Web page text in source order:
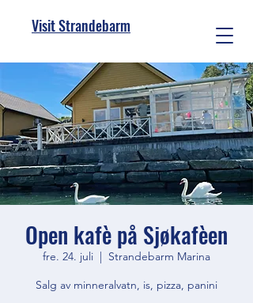
Visit Strandebarm
Open kafè på Sjøkafèen
fre. 24. juli
  |
Strandebarm Marina
Salg av minneralvatn, is, pizza, panini